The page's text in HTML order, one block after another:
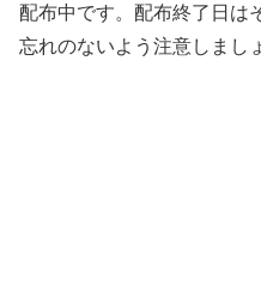
配布中です。配布終了日は
忘れのないよう注意しまし